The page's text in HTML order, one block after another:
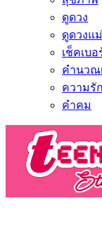
ดูดวง
ดูดวงแ
เช็คเบ
คำนวณ
ความรัก
คำคม